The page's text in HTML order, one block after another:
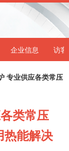
企业信息 访客
专业供应各类常压
类常压
热能解决